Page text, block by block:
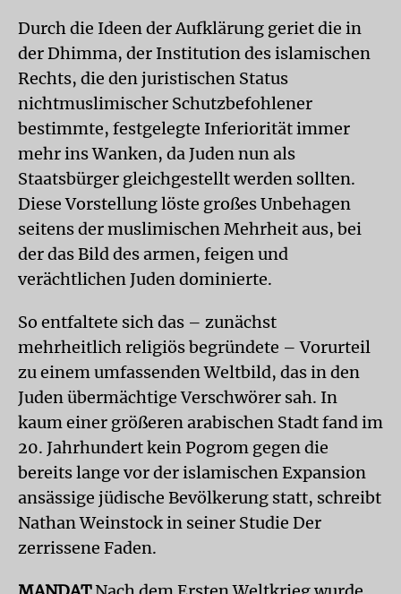
Durch die Ideen der Aufklärung geriet die in
der Dhimma, der Institution des islamischen
Rechts, die den juristischen Status
nichtmuslimischer Schutzbefohlener
bestimmte, festgelegte Inferiorität immer
mehr ins Wanken, da Juden nun als
Staatsbürger gleichgestellt werden sollten.
Diese Vorstellung löste großes Unbehagen
seitens der muslimischen Mehrheit aus, bei
der das Bild des armen, feigen und
verächtlichen Juden dominierte.
So entfaltete sich das – zunächst
mehrheitlich religiös begründete – Vorurteil
zu einem umfassenden Weltbild, das in den
Juden übermächtige Verschwörer sah. In
kaum einer größeren arabischen Stadt fand im
20. Jahrhundert kein Pogrom gegen die
bereits lange vor der islamischen Expansion
ansässige jüdische Bevölkerung statt, schreibt
Nathan Weinstock in seiner Studie Der
zerrissene Faden.